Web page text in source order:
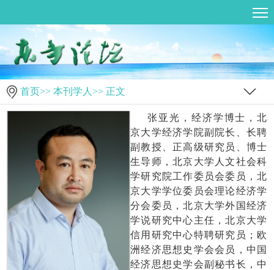
首页>> 本刊学人 >> 正文
张亚光，经济学博士，北
京大学经济学院副院长、长聘
副教授、正高级研究员、博士
生导师，北京大学人文社会科
学研究院工作委员会委员，北
京大学学位委员会理论经济学
分会委员，北京大学外国经济
学说研究中心主任，北京大学
信用研究中心特聘研究员；欧
洲经济思想史学会会员，中国
经济思想史学会副秘书长，中